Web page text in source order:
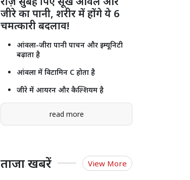
जीरे का पानी, शरीर में होंगे ये 6
चमत्कारी बदलाव!
आंवला-जीरा पानी पाचन और इम्यूनिटी
बढ़ाता है
आंवला में विटामिन C होता है
जीरे में आयरन और कैल्शियम है
read more
ताजा खबरें View More